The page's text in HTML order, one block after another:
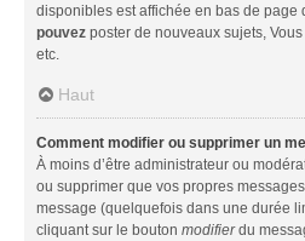
disponibles est affichée en bas de page
pouvez poster de nouveaux sujets, Vous
etc.
Haut
Comment modifier ou supprimer un
À moins d’être administrateur ou
ou supprimer que vos propres
message (quelquefois dans une durée
cliquant sur le bouton modifierdu